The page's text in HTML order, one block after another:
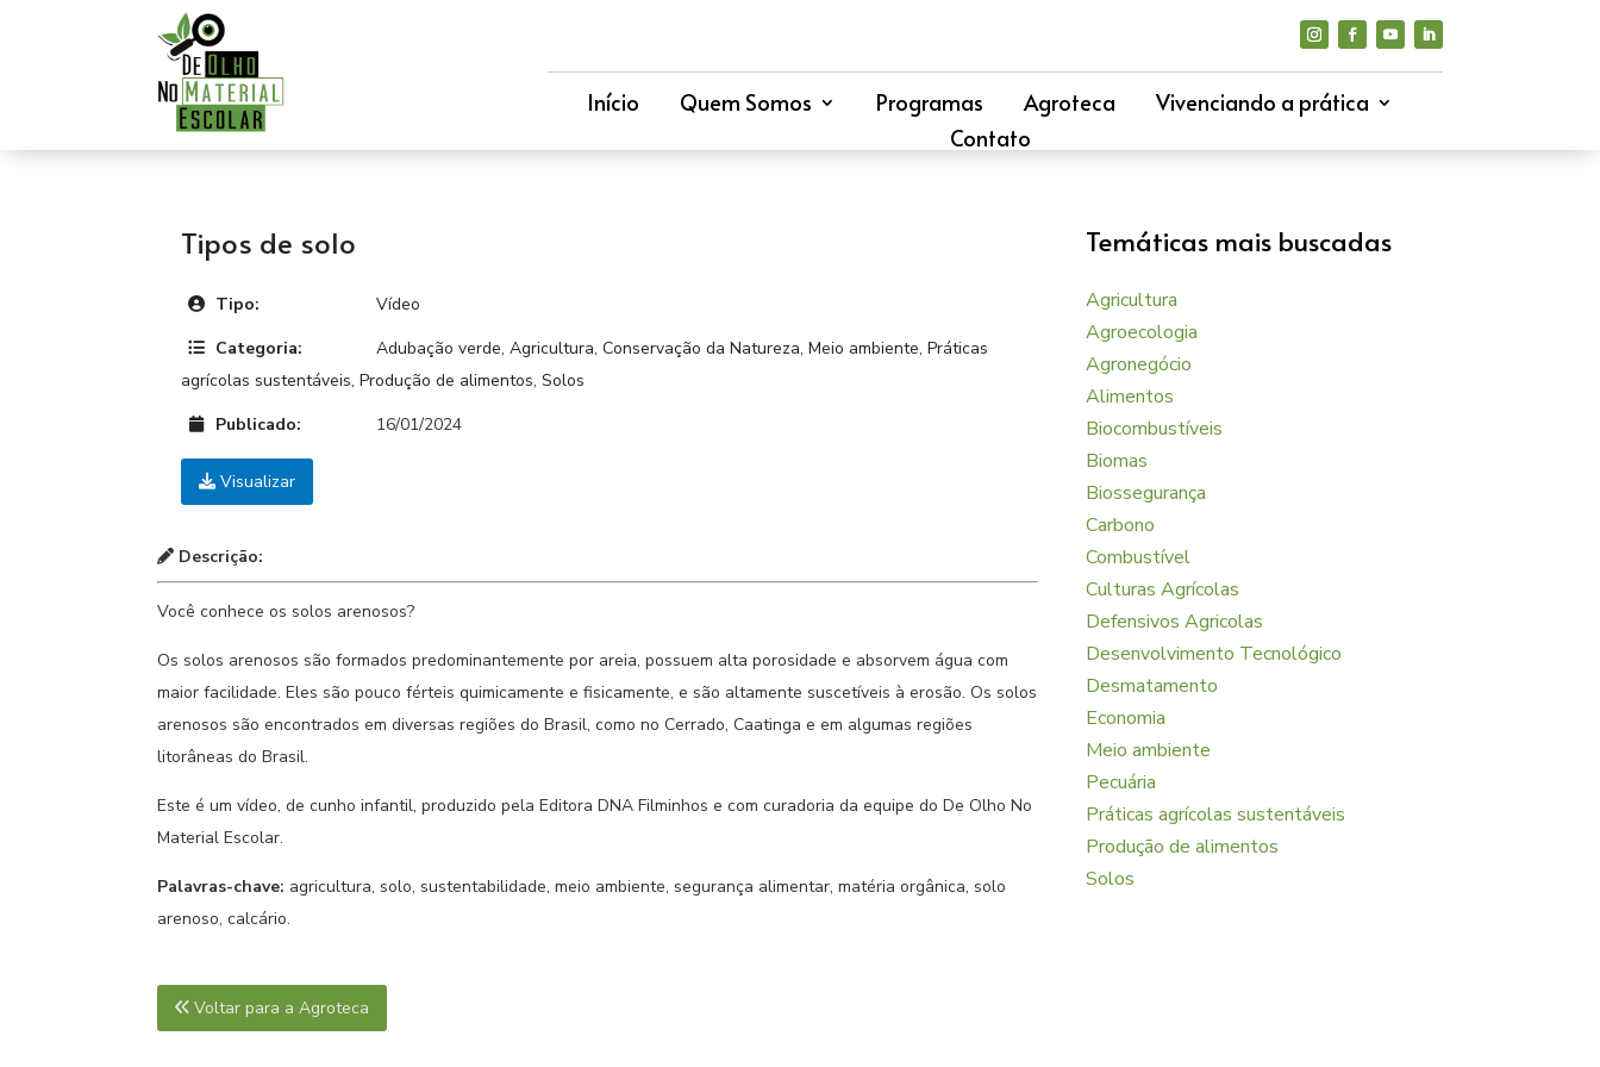
Início Quem Somos Programas Agroteca
Vivenciando a prática
Contato
Tipos de solo
Tipo:
Vídeo
Categoria:
Adubação verde, Agricultura, Conservação da Natureza, Meio ambiente, Práticas
agrícolas sustentáveis, Produção de alimentos, Solos
Publicado:
16/01/2024
Visualizar
Descrição:
Você conhece os solos arenosos?
Os solos arenosos são formados predominantemente por areia, possuem alta porosidade e absorvem água com
maior facilidade. Eles são pouco férteis quimicamente e fisicamente, e são altamente suscetíveis à erosão. Os solos
arenosos são encontrados em diversas regiões do Brasil, como no Cerrado, Caatinga e em algumas regiões
litorâneas do Brasil.
Este é um vídeo, de cunho infantil, produzido pela Editora DNA Filminhos e com curadoria da equipe do De Olho No
Material Escolar.
Palavras-chave: agricultura, solo, sustentabilidade, meio ambiente, segurança alimentar, matéria orgânica, solo
arenoso, calcário.
Voltar para a Agroteca
Temáticas mais buscadas
Agricultura
Agroecologia
Agronegócio
Alimentos
Biocombustíveis
Biomas
Biossegurança
Carbono
Combustível
Culturas Agrícolas
Defensivos Agricolas
Desenvolvimento Tecnológico
Desmatamento
Economia
Meio ambiente
Pecuária
Práticas agrícolas sustentáveis
Produção de alimentos
Solos